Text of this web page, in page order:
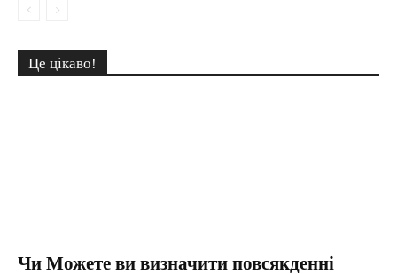
Це цікаво!
Чи Можете ви визначити повсякденні